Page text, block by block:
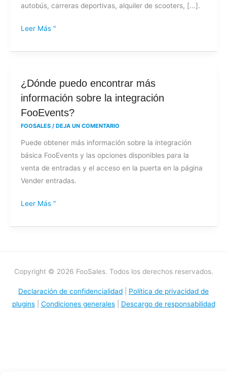
autobús, carreras deportivas, alquiler de scooters, [...].
Leer Más "
¿Dónde puedo encontrar más
información sobre la integración
FooEvents?
FOOSALES / DEJA UN COMENTARIO
Puede obtener más información sobre la integración
básica FooEvents y las opciones disponibles para la
venta de entradas y el acceso en la puerta en la página
Vender entradas.
¿Dónde
puedo
sobre
la
integración
FooEvents?
Leer Más "
Copyright © 2026 FooSales. Todos los derechos reservados.
Declaración de confidencialidad
Política de privacidad de
plugins| Condiciones generales| Descargo de responsabilidad